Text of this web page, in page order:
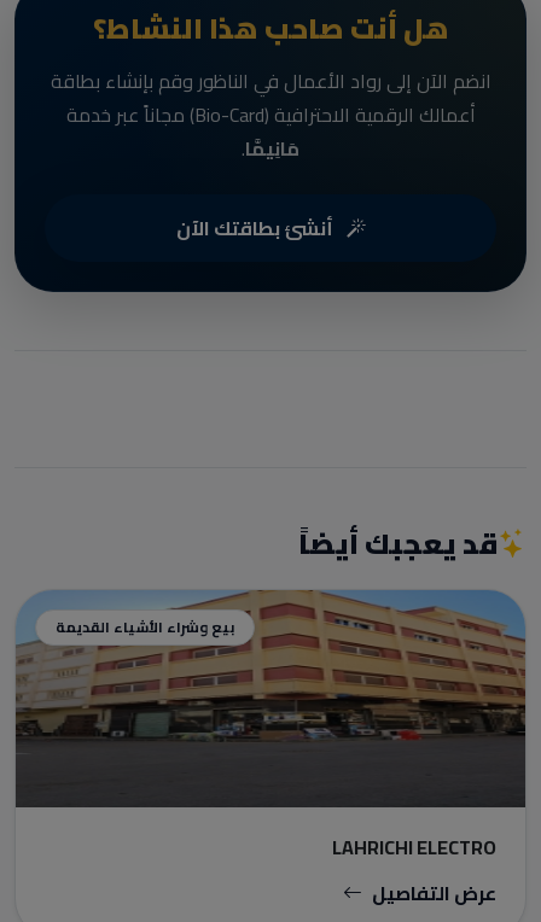
هل أنت صاحب هذا النشاط؟
انضم الآن إلى رواد الأعمال في الناظور وقم بإنشاء بطاقة
أعمالك الرقمية الاحترافية (Bio-Card) مجاناً عبر خدمة
مَانِيمَّا.
أنشئ بطاقتك الآن
قد يعجبك أيضاً
بيع وشراء الأشياء القديمة
LAHRICHI ELECTRO
عرض التفاصيل